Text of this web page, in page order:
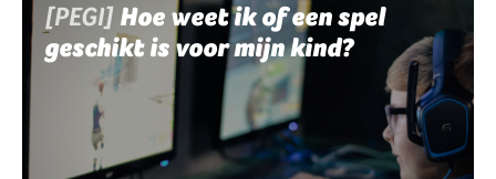
[PEGI] Hoe weet ik of een spel
geschikt is voor mijn kind?